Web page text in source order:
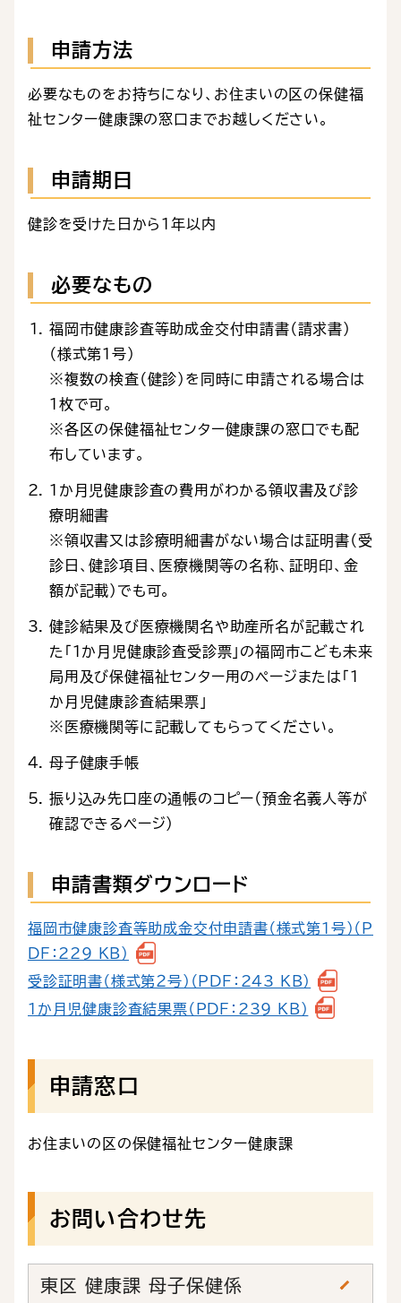
申請方法
必要なものをお持ちになり、お住まいの区の保健福
祉センター健康課の窓口までお越しください。
申請期日
健診を受けた日から１年以内
必要なもの
福岡市健康診査等助成金交付申請書（請求書）
（様式第1号）
※複数の検査（健診）を同時に申請される場合は
1枚で可。
※各区の保健福祉センター健康課の窓口でも配
布しています。
１か月児健康診査の費用がわかる領収書及び診
療明細書
※領収書又は診療明細書がない場合は証明書（受
診日、健診項目、医療機関等の名称、証明印、金
額が記載）でも可。
健診結果及び医療機関名や助産所名が記載され
た「１か月児健康診査受診票」の福岡市こども未来
局用及び保健福祉センター用のページまたは「１
か月児健康診査結果票」
※医療機関等に記載してもらってください。
母子健康手帳
振り込み先口座の通帳のコピー（預金名義人等が
確認できるページ）
申請書類ダウンロード
福岡市健康診査等助成金交付申請書（様式第1号）（P
DF：229 KB）
受診証明書（様式第２号）（PDF：243 KB）
１か月児健康診査結果票（PDF：239 KB）
申請窓口
お住まいの区の保健福祉センター健康課
お問い合わせ先
東区 健康課 母子保健係